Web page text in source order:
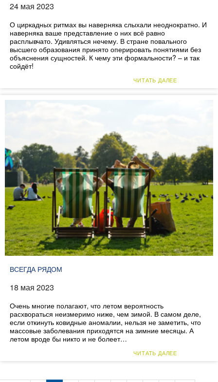
24 мая 2023
О циркадных ритмах вы наверняка слыхали неоднократно. И
наверняка ваше представление о них всё равно
расплывчато. Удивляться нечему. В стране повального
высшего образования принято оперировать понятиями без
объяснения сущностей. К чему эти формальности? – и так
сойдёт!
ЧИТАТЬ ДАЛЕЕ
ВСЕГДА РЯДОМ
18 мая 2023
Очень многие полагают, что летом вероятность
расхвораться неизмеримо ниже, чем зимой. В самом деле,
если откинуть ковидные аномалии, нельзя не заметить, что
массовые заболевания приходятся на зимние месяцы. А
летом вроде бы никто и не болеет…
ЧИТАТЬ ДАЛЕЕ